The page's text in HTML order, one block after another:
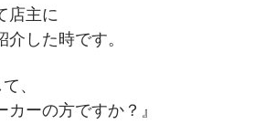
店主に
した時です。
、
ーの方ですか？』